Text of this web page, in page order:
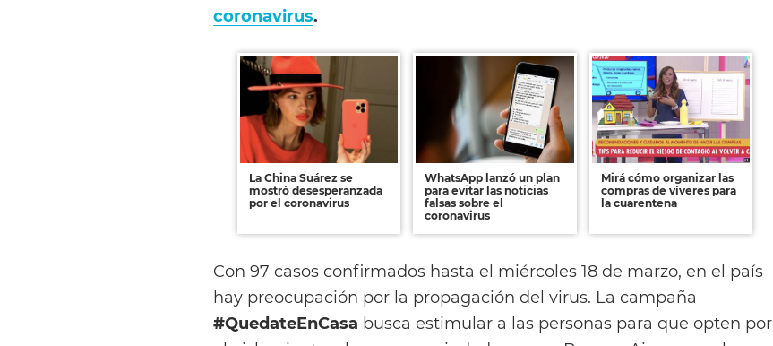
coronavirus.
La China Suárez se
mostró desesperanzada
por el coronavirus
WhatsApp lanzó un plan
para evitar las noticias
falsas sobre el
coronavirus
Mirá cómo organizar las
compras de víveres para
la cuarentena
Con 97 casos confirmados hasta el miércoles 18 de marzo, en el país
hay preocupación por la propagación del virus. La campaña
#QuedateEnCasa busca estimular a las personas para que opten por